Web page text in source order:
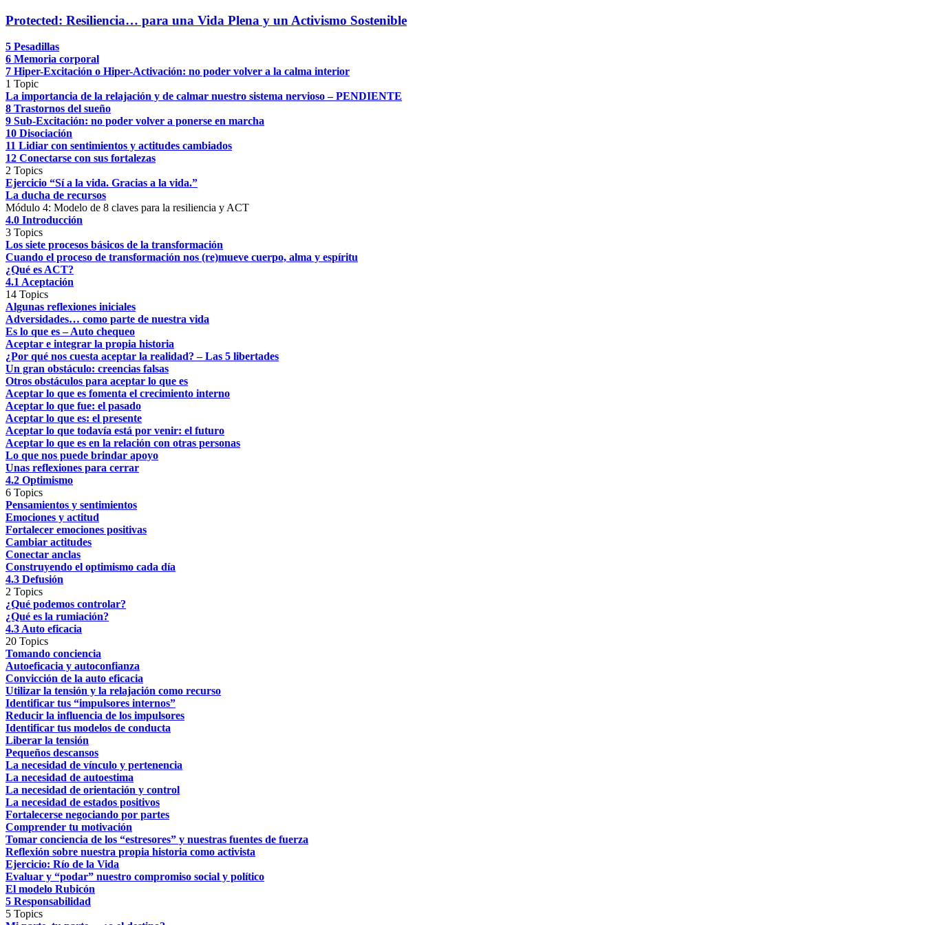
Protected: Resiliencia… para una Vida Plena y un Activismo Sostenible
5 Pesadillas
6 Memoria corporal
7 Hiper-Excitación o Hiper-Activación: no poder volver a la calma interior
1 Topic
La importancia de la relajación y de calmar nuestro sistema nervioso – PENDIENTE
8 Trastornos del sueño
9 Sub-Excitación: no poder volver a ponerse en marcha
10 Disociación
11 Lidiar con sentimientos y actitudes cambiados
12 Conectarse con sus fortalezas
2 Topics
Ejercicio “Sí a la vida. Gracias a la vida.”
La ducha de recursos
Módulo 4: Modelo de 8 claves para la resiliencia y ACT
4.0 Introducción
3 Topics
Los siete procesos básicos de la transformación
Cuando el proceso de transformación nos (re)mueve cuerpo, alma y espíritu
¿Qué es ACT?
4.1 Aceptación
14 Topics
Algunas reflexiones iniciales
Adversidades… como parte de nuestra vida
Es lo que es – Auto chequeo
Aceptar e integrar la propia historia
¿Por qué nos cuesta aceptar la realidad? – Las 5 libertades
Un gran obstáculo: creencias falsas
Otros obstáculos para aceptar lo que es
Aceptar lo que es fomenta el crecimiento interno
Aceptar lo que fue: el pasado
Aceptar lo que es: el presente
Aceptar lo que todavía está por venir: el futuro
Aceptar lo que es en la relación con otras personas
Lo que nos puede brindar apoyo
Unas reflexiones para cerrar
4.2 Optimismo
6 Topics
Pensamientos y sentimientos
Emociones y actitud
Fortalecer emociones positivas
Cambiar actitudes
Conectar anclas
Construyendo el optimismo cada día
4.3 Defusión
2 Topics
¿Qué podemos controlar?
¿Qué es la rumiación?
4.3 Auto eficacia
20 Topics
Tomando conciencia
Autoeficacia y autoconfianza
Convicción de la auto eficacia
Utilizar la tensión y la relajación como recurso
Identificar tus “impulsores internos”
Reducir la influencia de los impulsores
Identificar tus modelos de conducta
Liberar la tensión
Pequeños descansos
La necesidad de vínculo y pertenencia
La necesidad de autoestima
La necesidad de orientación y control
La necesidad de estados positivos
Fortalecerse negociando por partes
Comprender tu motivación
Tomar conciencia de los “estresores” y nuestras fuentes de fuerza
Reflexión sobre nuestra propia historia como activista
Ejercicio: Río de la Vida
Evaluar y “podar” nuestro compromiso social y político
El modelo Rubicón
5 Responsabilidad
5 Topics